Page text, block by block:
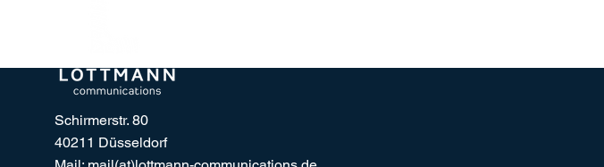
Schirmerstr. 80
40211 Düsseldorf